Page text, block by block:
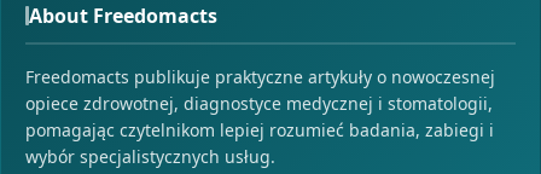
About Freedomacts
Freedomacts publikuje praktyczne artykuły o nowoczesnej
opiece zdrowotnej, diagnostyce medycznej i stomatologii,
pomagając czytelnikom lepiej rozumieć badania, zabiegi i
wybór specjalistycznych usług.